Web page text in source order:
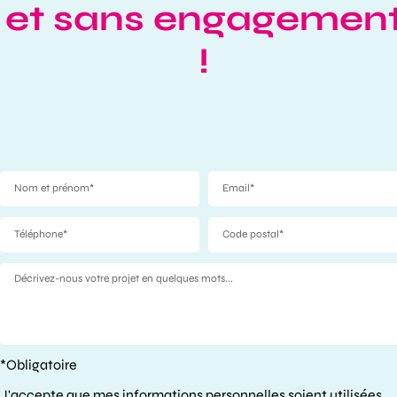
et sans
!
*Obligatoire